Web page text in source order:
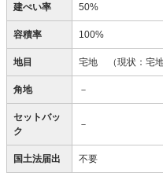
建ぺい率 50%
容積率 100%
地目 宅地 （現状：宅地
角地 －
セットバッ
ク
－
国土法届出 不要